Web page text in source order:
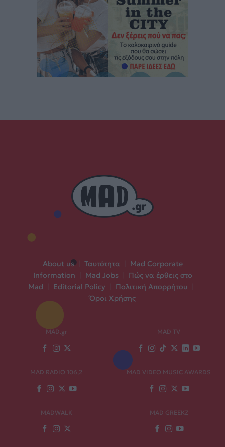
About us Ταυτότητα
Mad Corporate
Information
Mad Jobs
Πώς να έρθεις στο
Mad
Editorial Policy Πολιτική Απορρήτου
Όροι Χρήσης
MAD.gr MAD TV
MAD RADIO 106,2 MAD VIDEO MUSIC AWARDS
MADWALK MAD GREEKZ